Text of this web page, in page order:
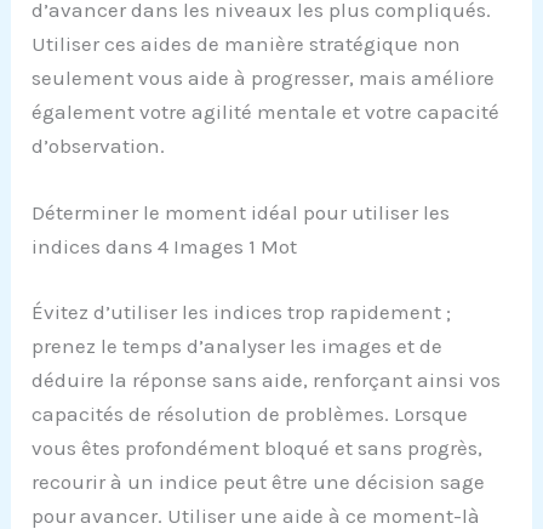
d’avancer dans les niveaux les plus compliqués.
Utiliser ces aides de manière stratégique non
seulement vous aide à progresser, mais améliore
également votre agilité mentale et votre capacité
d’observation.
Déterminer le moment idéal pour utiliser les
indices dans 4 Images 1 Mot
Évitez d’utiliser les indices trop rapidement ;
prenez le temps d’analyser les images et de
déduire la réponse sans aide, renforçant ainsi vos
capacités de résolution de problèmes. Lorsque
vous êtes profondément bloqué et sans progrès,
recourir à un indice peut être une décision sage
pour avancer. Utiliser une aide à ce moment-là